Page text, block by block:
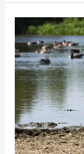
Wisenten
en
Koninkpaarden
in
Nationaal
Park
Zuid-
Kennemerland